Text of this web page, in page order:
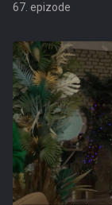
67. epizode